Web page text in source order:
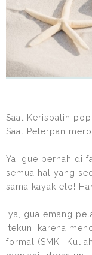
Saat Kerispatih
Saat Peterpan
Ya, gue pernah di
semua hal yang
sama kayak elo!
Iya, gua emang
'tekun' karena
formal (SMK-